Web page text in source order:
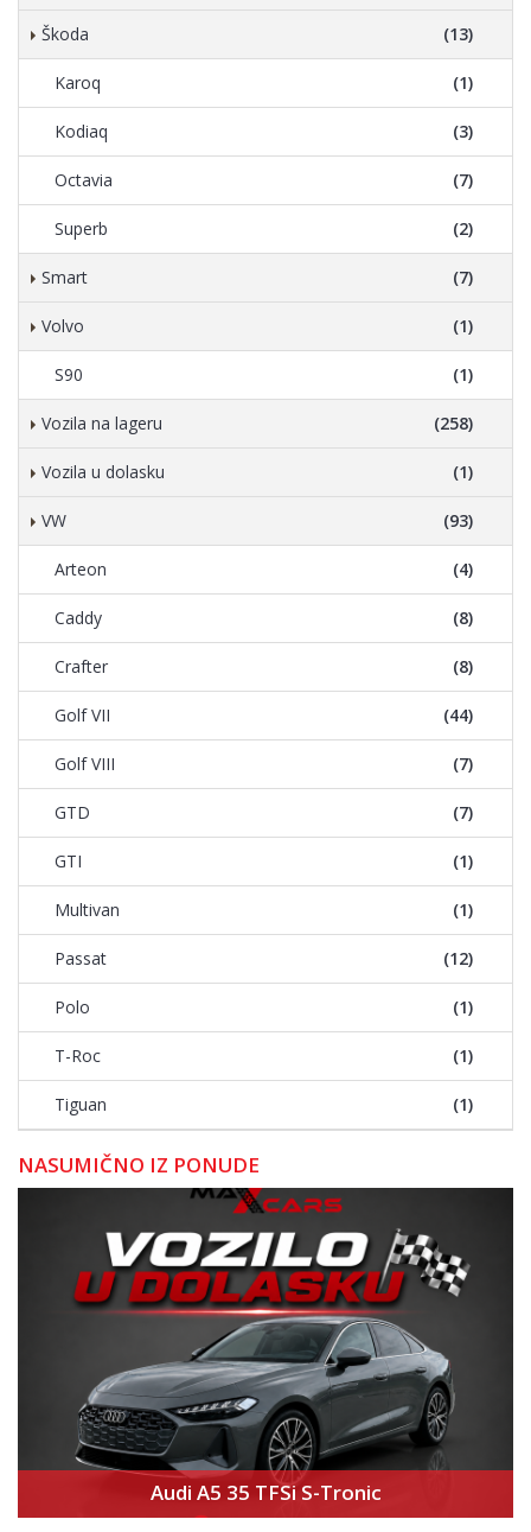
Škoda (13)
Karoq (1)
Kodiaq (3)
Octavia (7)
Superb (2)
Smart (7)
Volvo (1)
S90 (1)
Vozila na lageru (258)
Vozila u dolasku (1)
VW (93)
Arteon (4)
Caddy (8)
Crafter (8)
Golf VII (44)
Golf VIII (7)
GTD (7)
GTI (1)
Multivan (1)
Passat (12)
Polo (1)
T-Roc (1)
Tiguan (1)
NASUMIČNO IZ PONUDE
Audi A5 35 TFSi S-Tronic